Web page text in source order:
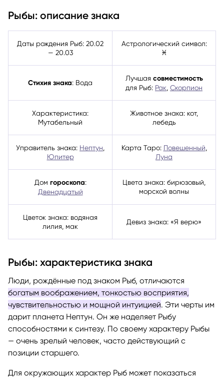
Рыбы: описание знака
Даты рождения Рыб: 20.02
— 20.03
Астрологический символ:
♓
Стихия знака: Вода
Лучшая совместимость
для Рыб: Рак, Скорпион
Характеристика:
Мутабельный
Животное знака: кот,
лебедь
Управитель знака: Нептун,
Юпитер
Карта Таро: Повешенный,
Луна
Дом гороскопа:
Двенадцатый
Цвета знака: бирюзовый,
морской волны
Цветок знака: водяная
лилия, мак
Девиз знака: «Я верю»
Рыбы: характеристика знака
Люди, рождённые под знаком Рыб, отличаются
богатым воображением, тонкостью восприятия,
чувствительностью и мощной интуицией. Эти черты им
дарит планета Нептун. Он же наделяет Рыбу
способностями к синтезу. По своему характеру Рыбы
— очень зрелый человек, часто действующий с
позиции старшего.
Для окружающих характер Рыб может показаться